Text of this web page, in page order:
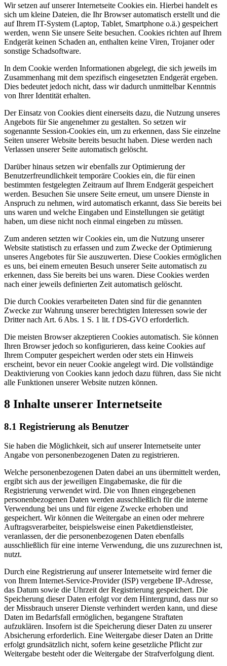
Wir setzen auf unserer Internetseite Cookies ein. Hierbei handelt es
sich um kleine Dateien, die Ihr Browser automatisch erstellt und die
auf Ihrem IT-System (Laptop, Tablet, Smartphone o.ä.) gespeichert
werden, wenn Sie unsere Seite besuchen. Cookies richten auf Ihrem
Endgerät keinen Schaden an, enthalten keine Viren, Trojaner oder
sonstige Schadsoftware.
In dem Cookie werden Informationen abgelegt, die sich jeweils im
Zusammenhang mit dem spezifisch eingesetzten Endgerät ergeben.
Dies bedeutet jedoch nicht, dass wir dadurch unmittelbar Kenntnis
von Ihrer Identität erhalten.
Der Einsatz von Cookies dient einerseits dazu, die Nutzung unseres
Angebots für Sie angenehmer zu gestalten. So setzen wir
sogenannte Session-Cookies ein, um zu erkennen, dass Sie einzelne
Seiten unserer Website bereits besucht haben. Diese werden nach
Verlassen unserer Seite automatisch gelöscht.
Darüber hinaus setzen wir ebenfalls zur Optimierung der
Benutzerfreundlichkeit temporäre Cookies ein, die für einen
bestimmten festgelegten Zeitraum auf Ihrem Endgerät gespeichert
werden. Besuchen Sie unsere Seite erneut, um unsere Dienste in
Anspruch zu nehmen, wird automatisch erkannt, dass Sie bereits bei
uns waren und welche Eingaben und Einstellungen sie getätigt
haben, um diese nicht noch einmal eingeben zu müssen.
Zum anderen setzten wir Cookies ein, um die Nutzung unserer
Website statistisch zu erfassen und zum Zwecke der Optimierung
unseres Angebotes für Sie auszuwerten. Diese Cookies ermöglichen
es uns, bei einem erneuten Besuch unserer Seite automatisch zu
erkennen, dass Sie bereits bei uns waren. Diese Cookies werden
nach einer jeweils definierten Zeit automatisch gelöscht.
Die durch Cookies verarbeiteten Daten sind für die genannten
Zwecke zur Wahrung unserer berechtigten Interessen sowie der
Dritter nach Art. 6 Abs. 1 S. 1 lit. f DS-GVO erforderlich.
Die meisten Browser akzeptieren Cookies automatisch. Sie können
Ihren Browser jedoch so konfigurieren, dass keine Cookies auf
Ihrem Computer gespeichert werden oder stets ein Hinweis
erscheint, bevor ein neuer Cookie angelegt wird. Die vollständige
Deaktivierung von Cookies kann jedoch dazu führen, dass Sie nicht
alle Funktionen unserer Website nutzen können.
8 Inhalte unserer Internetseite
8.1 Registrierung als Benutzer
Sie haben die Möglichkeit, sich auf unserer Internetseite unter
Angabe von personenbezogenen Daten zu registrieren.
Welche personenbezogenen Daten dabei an uns übermittelt werden,
ergibt sich aus der jeweiligen Eingabemaske, die für die
Registrierung verwendet wird. Die von Ihnen eingegebenen
personenbezogenen Daten werden ausschließlich für die interne
Verwendung bei uns und für eigene Zwecke erhoben und
gespeichert. Wir können die Weitergabe an einen oder mehrere
Auftragsverarbeiter, beispielsweise einen Paketdienstleister,
veranlassen, der die personenbezogenen Daten ebenfalls
ausschließlich für eine interne Verwendung, die uns zuzurechnen ist,
nutzt.
Durch eine Registrierung auf unserer Internetseite wird ferner die
von Ihrem Internet-Service-Provider (ISP) vergebene IP-Adresse,
das Datum sowie die Uhrzeit der Registrierung gespeichert. Die
Speicherung dieser Daten erfolgt vor dem Hintergrund, dass nur so
der Missbrauch unserer Dienste verhindert werden kann, und diese
Daten im Bedarfsfall ermöglichen, begangene Straftaten
aufzuklären. Insofern ist die Speicherung dieser Daten zu unserer
Absicherung erforderlich. Eine Weitergabe dieser Daten an Dritte
erfolgt grundsätzlich nicht, sofern keine gesetzliche Pflicht zur
Weitergabe besteht oder die Weitergabe der Strafverfolgung dient.